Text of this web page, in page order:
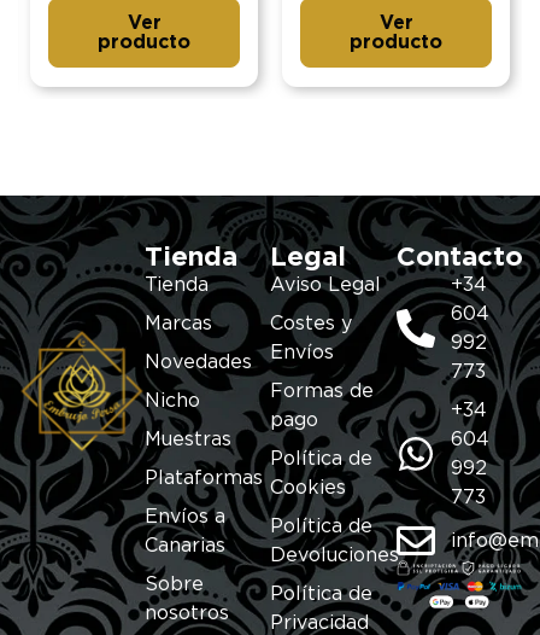
Ver
producto
Ver
producto
Tienda
Tienda
Marcas
Novedades
Nicho
Muestras
Plataformas
Envíos a
Canarias
Sobre
nosotros
Legal
Aviso Legal
Costes y
Envíos
Formas de
pago
Política de
Cookies
Política de
Devoluciones
Política de
Privacidad
Contacto
+34
604
992
773
+34
604
992
773